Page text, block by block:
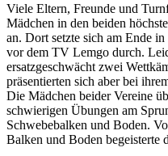
Viele Eltern, Freunde und
Mädchen in den beiden
an. Dort setzte sich am Ende
vor dem TV Lemgo durch.
ersatzgeschwächt zwei
präsentierten sich aber bei
Die Mädchen beider Vereine
schwierigen Übungen am
Schwebebalken und Boden.
Balken und Boden begeisterte